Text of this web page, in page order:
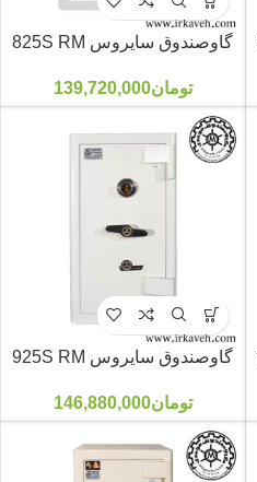
گاوصندوق سایروس 825S RM
تومان139,720,000
گاوصندوق سایروس 925S RM
تومان146,880,000